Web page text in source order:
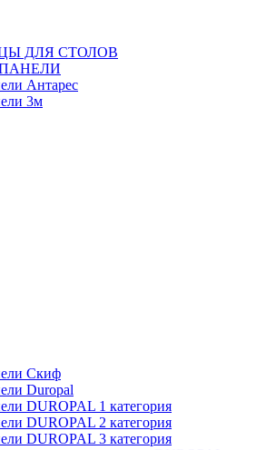
ДЛЯ СТОЛОВ
Антарес
3м
Скиф
Duropal
DUROPAL 1 категория
DUROPAL 2 категория
DUROPAL 3 категория